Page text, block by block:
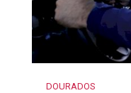
DOURADOS